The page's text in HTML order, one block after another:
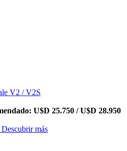
V2 / V2S
U$D 25.750 / U$D 28.950
Descubrir más